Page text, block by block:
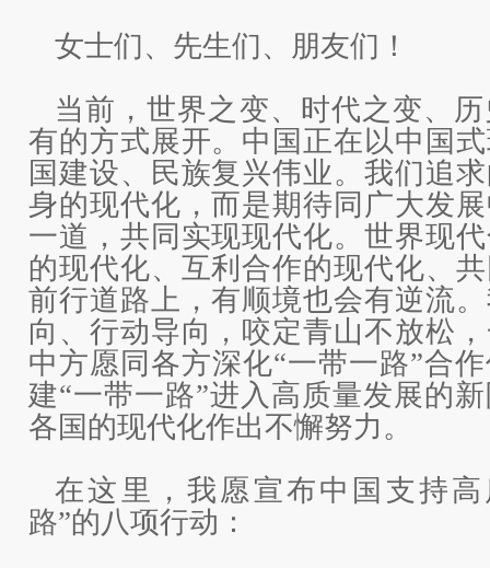
女士们、先生们、朋友们！
当前，世界之变、时代之变、
有的方式展开。中国正在以中国
国建设、民族复兴伟业。我们追
身的现代化，而是期待同广大发
一道，共同实现现代化。世界现
的现代化、互利合作的现代化、
前行道路上，有顺境也会有逆流
向、行动导向，咬定青山不放松
中方愿同各方深化“一带一路”合
建“一带一路”进入高质量发展的
各国的现代化作出不懈努力。
在这里，我愿宣布中国支持
路”的八项行动：